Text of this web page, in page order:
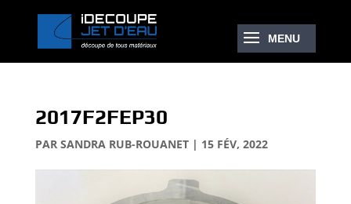
2017F2FEP30
PAR SANDRA RUB-ROUANET| 15 FÉV, 2022